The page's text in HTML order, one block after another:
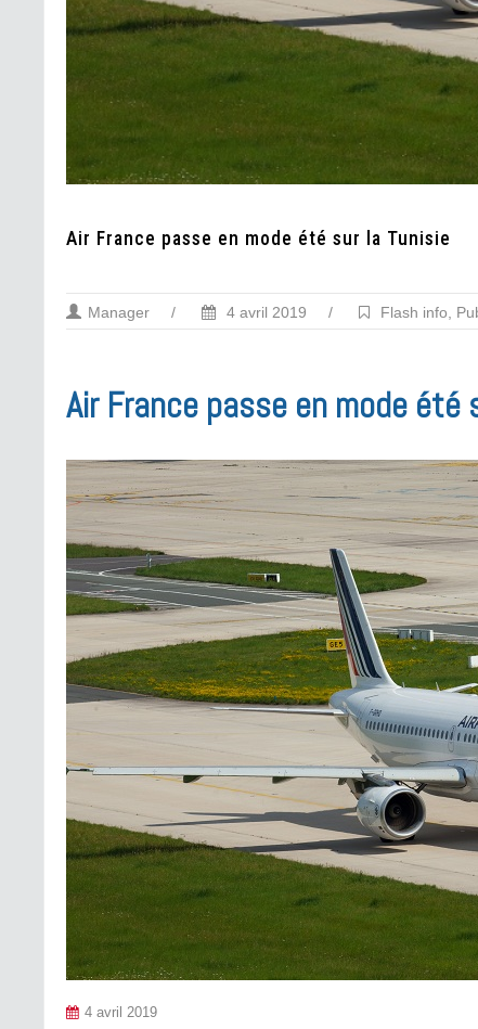
Air France passe en mode été sur la Tunisie
Manager / 4 avril 2019 / Flash info
Air France passe en mode été
4 avril 2019